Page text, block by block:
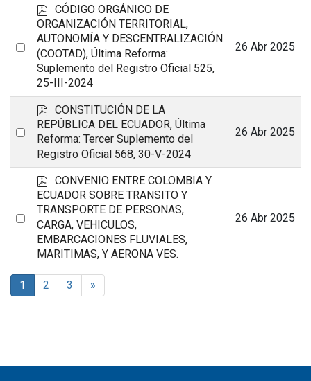
Select
p
d
f
CÓDIGO ORGÁNICO DE
ORGANIZACIÓN TERRITORIAL,
AUTONOMÍA Y DESCENTRALIZACIÓN
(COOTAD), Última Reforma:
Suplemento del Registro Oficial 525,
25-III-2024
26 Abr 2025
Select
item
p
d
f
CONSTITUCIÓN DE LA
REPÚBLICA DEL ECUADOR, Última
Reforma: Tercer Suplemento del
Registro Oficial 568, 30-V-2024
26 Abr 2025
Select
p
d
f
CONVENIO ENTRE COLOMBIA Y
ECUADOR SOBRE TRANSITO Y
TRANSPORTE DE PERSONAS,
CARGA, VEHICULOS,
EMBARCACIONES FLUVIALES,
MARITIMAS, Y AERONA VES.
26 Abr 2025
1 2 3 »